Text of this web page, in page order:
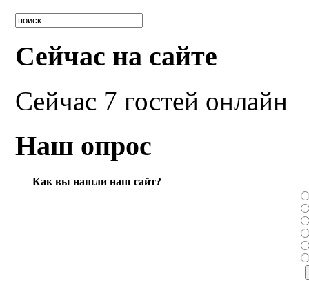
Сейчас на сайте
Сейчас 7 гостей онлайн
Наш опрос
Как вы нашли наш сайт?